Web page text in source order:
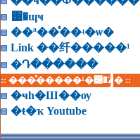
͸�ɰҹ
��ª��ͤ��ʵ�ѡ�
Link ��纤�����¹
�Դ������
:: ���ͤ�����¹�͹�Ź� ::
�ҹһ�Ш��ѹ
�ŧ�ҡ Youtube